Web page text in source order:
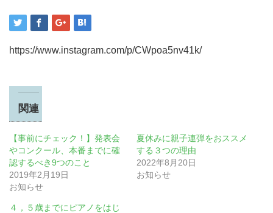
https://www.instagram.com/p/CWpoa5nv41k/
関連
【事前にチェック！】発表会
やコンクール、本番までに確
認するべき9つのこと
2019年2月19日
お知らせ
夏休みに親子連弾をおススメ
する３つの理由
2022年8月20日
お知らせ
４，５歳までにピアノをはじ